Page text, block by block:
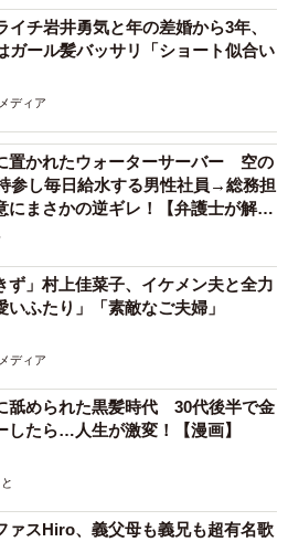
イチ岩井勇気と年の差婚から3年、
ガール髪バッサリ「ショート似合い
ディア
置かれたウォーターサーバー 空の
参し毎日給水する男性社員→総務担
にまさかの逆ギレ！【弁護士が解
ず」村上佳菜子、イケメン夫と全力
いふたり」「素敵なご夫婦」
ディア
舐められた黒髪時代 30代後半で金
したら…人生が激変！【漫画】
ァスHiro、義父母も義兄も超有名歌